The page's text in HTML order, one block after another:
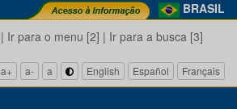
BRASIL
| Ir para o menu [2] | Ir para a busca [3]
a+ a- a English Español Français